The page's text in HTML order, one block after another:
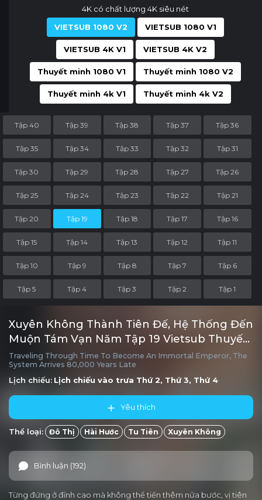
4K có chất lượng 4K siêu nét
VIETSUB 1080 V2
VIETSUB 1080 V1
VIETSUB 4K V1 VIETSUB 4K V2
Thuyết minh 1080 V1 Thuyết minh 1080 V2
Thuyết minh 4k V1 Thuyết minh 4k V2
Tập 40 Tập 39 Tập 38 Tập 37 Tập 36
Tập 35 Tập 34 Tập 33 Tập 32 Tập 31
Tập 30 Tập 29 Tập 28 Tập 27 Tập 26
Tập 25 Tập 24 Tập 23 Tập 22 Tập 21
Tập 20 Tập 19 Tập 18 Tập 17 Tập 16
Tập 15 Tập 14 Tập 13 Tập 12 Tập 11
Tập 10 Tập 9 Tập 8 Tập 7 Tập 6
Tập 5 Tập 4 Tập 3 Tập 2 Tập 1
Xuyên Không Thành Tiên Đế, Hệ Thống Đến
Muộn Tám Vạn Năm Tập 19 Vietsub Thuyết
minh
Traveling Through Time To Become An Immortal Emperor, The
System Arrives 80,000 Years Late
Lịch chiếu: Lịch chiếu vào trưa Thứ 2, Thứ 3, Thứ 4
Yêu thích
Thể loại: Đô Thị Hài Hước Tu Tiên Xuyên Không
Bình luận (192)
Từng đứng ở đỉnh cao mà không thể tiến thêm nửa bước, vị tiên